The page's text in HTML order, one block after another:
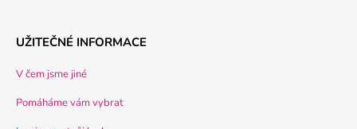
UŽITEČNÉ INFORMACE
V čem jsme jiné
Pomáháme vám vybrat